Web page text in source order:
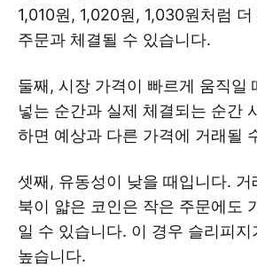
1,010원, 1,020원, 1,030원처럼
주문과 체결될 수 있습니다.
둘째, 시장 가격이 빠르게 움직일
넣는 순간과 실제 체결되는 순간
하면 예상과 다른 가격에 거래될
셋째, 유동성이 낮을 때입니다. 거
북이 얇은 코인은 작은 주문에도
일 수 있습니다. 이 경우 슬리피지
높습니다.